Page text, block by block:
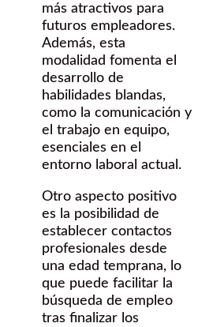
más atractivos para
futuros empleadores.
Además, esta
modalidad fomenta el
desarrollo de
habilidades blandas,
como la comunicación y
el trabajo en equipo,
esenciales en el
entorno laboral actual.
Otro aspecto positivo
es la posibilidad de
establecer contactos
profesionales desde
una edad temprana, lo
que puede facilitar la
búsqueda de empleo
tras finalizar los